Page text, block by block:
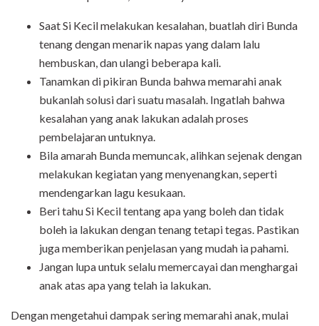
Saat Si Kecil melakukan kesalahan, buatlah diri Bunda
tenang dengan menarik napas yang dalam lalu
hembuskan, dan ulangi beberapa kali.
Tanamkan di pikiran Bunda bahwa memarahi anak
bukanlah solusi dari suatu masalah. Ingatlah bahwa
kesalahan yang anak lakukan adalah proses
pembelajaran untuknya.
Bila amarah Bunda memuncak, alihkan sejenak dengan
melakukan kegiatan yang menyenangkan, seperti
mendengarkan lagu kesukaan.
Beri tahu Si Kecil tentang apa yang boleh dan tidak
boleh ia lakukan dengan tenang tetapi tegas. Pastikan
juga memberikan penjelasan yang mudah ia pahami.
Jangan lupa untuk selalu memercayai dan menghargai
anak atas apa yang telah ia lakukan.
Dengan mengetahui dampak sering memarahi anak, mulai